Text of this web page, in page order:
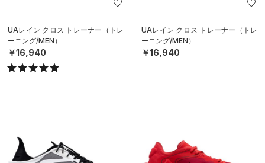
UAレイン クロス トレーナー（トレ
ーニング/MEN）
￥16,940
UAレイン クロス トレーナー（トレ
ーニング/MEN）
￥16,940